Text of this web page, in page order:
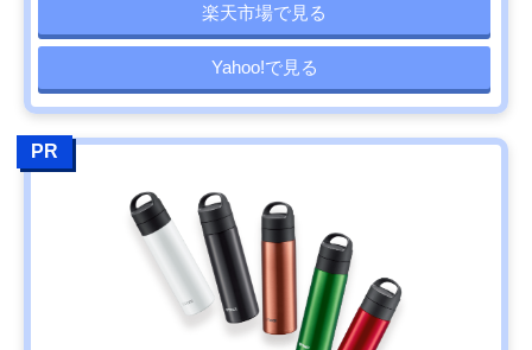
楽天市場で見る
Yahoo!で見る
PR